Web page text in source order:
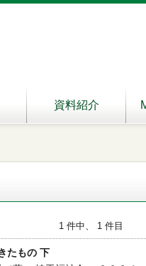
資料紹介
1 件中、 1 件目
たもの 下